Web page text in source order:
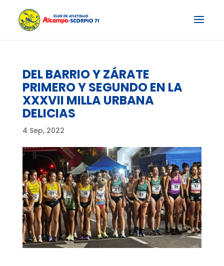
DEL BARRIO Y ZÁRATE
PRIMERO Y SEGUNDO EN LA
XXXVII MILLA URBANA
DELICIAS
4 Sep, 2022